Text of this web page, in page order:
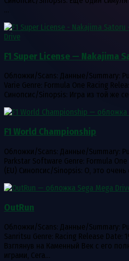
…
F1 Super License — Nakajima
Обложки/Scans: Данные/Summary:
Varie Genre: Formula One Racing
Синопсис/Sinopsis: Игра из той же
F1 World Championship
Обложки/Scans: Данные/Summary:
Parkstar Software Genre: Formula One
(EU) Синопсис/Sinopsis: О, это
OutRun
Обложки/Scans: Данные/Summary:
Sanritsu Genre: Racing Release Date:
Взглянув на Каменный Век с его
играми, Сега…